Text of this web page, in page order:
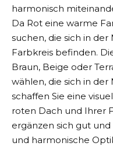
harmonisch
Da Rot eine warme
suchen, die sich in der
Farbkreis befinden.
Braun, Beige oder
wählen, die sich in
schaffen Sie eine
roten Dach und Ihrer
ergänzen sich gut
und harmonische